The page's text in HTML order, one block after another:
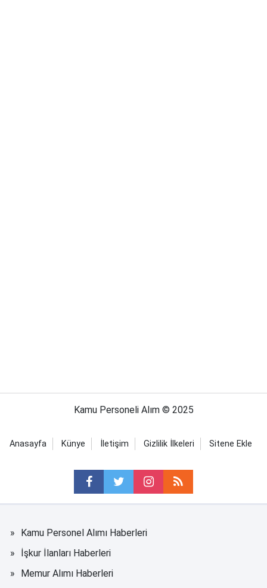
Kamu Personeli Alım © 2025
Anasayfa Künye İletişim Gizlilik İlkeleri Sitene Ekle
Kamu Personel Alımı Haberleri
İşkur İlanları Haberleri
Memur Alımı Haberleri